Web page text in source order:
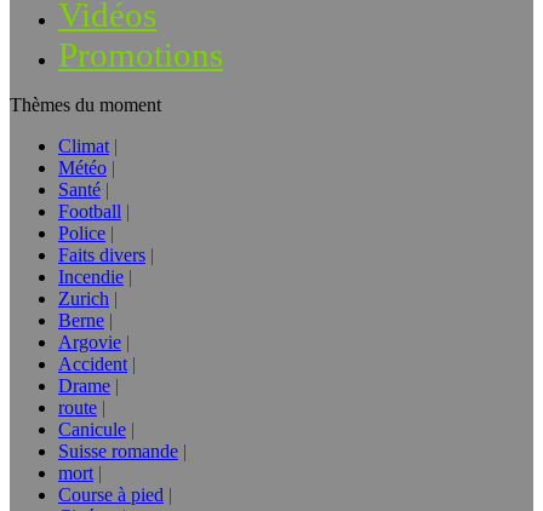
Vidéos
Promotions
Thèmes du moment
Climat
Météo
Santé
Football
Police
Faits divers
Incendie
Zurich
Berne
Argovie
Accident
Drame
route
Canicule
Suisse romande
mort
Course à pied